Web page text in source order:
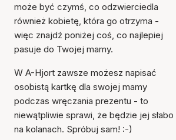
może być czymś, co odzwierciedla
również kobietę, która go otrzyma -
więc znajdź poniżej coś, co najlepiej
pasuje do Twojej mamy.
W A-Hjort zawsze możesz napisać
osobistą kartkę dla swojej mamy
podczas wręczania prezentu - to
niewątpliwie sprawi, że będzie jej słabo
na kolanach. Spróbuj sam! :-)